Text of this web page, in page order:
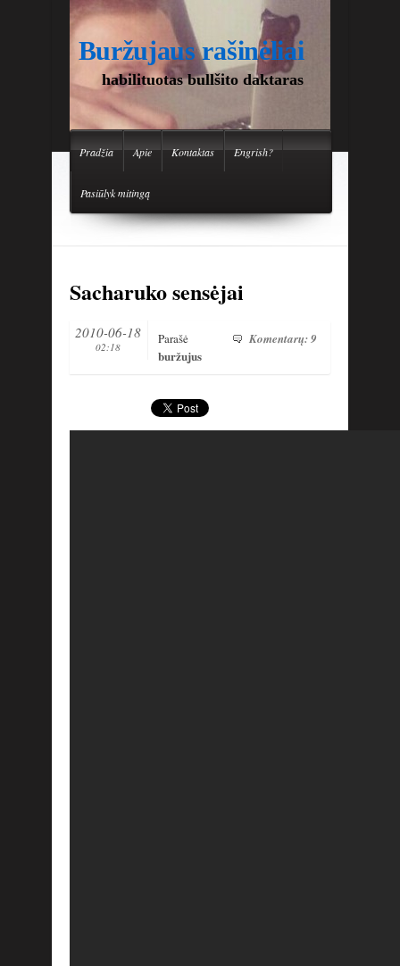
Buržujaus rašinėliai
habilituotas bullšito daktaras
Pradžia Apie Kontaktas Engrish?
Pasiūlyk mitingą
Sacharuko sensėjai
2010-06-18
02:18
Komentarų: 9
Parašė
buržujus